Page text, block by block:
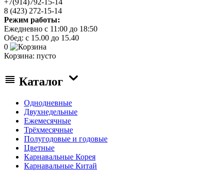
8 (423) 272-15-14
Режим работы:
Ежедневно с 11:00 до 18:50
Обед: с 15.00 до 15.40
0
Корзина: пусто
Каталог
Однодневные
Двухнедельные
Ежемесячные
Трёхмесячные
Полугодовые и годовые
Цветные
Карнавальные Корея
Карнавальные Китай